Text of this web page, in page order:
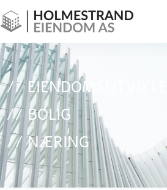
// EIENDOMSUTVIKLER
// BOLIG
// NÆRING